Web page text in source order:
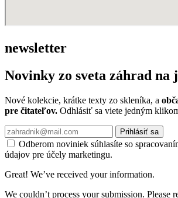
newsletter
Novinky zo sveta záhrad na
Nové kolekcie, krátke texty zo skleníka, a
pre čitateľov. Odhlásiť sa viete jedným
Prihlásiť sa
Odberom noviniek súhlasíte so
údajov pre účely marketingu.
Great! We’ve received your information.
We couldn’t process your submission. Please